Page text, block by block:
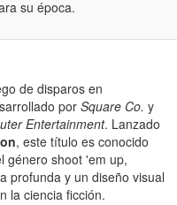
su época.
de disparos en
porSquare Co. y
Entertainment. Lanzado
, este título es conocido
género shoot 'em up,
profunda y un diseño visual
la ciencia ficción.